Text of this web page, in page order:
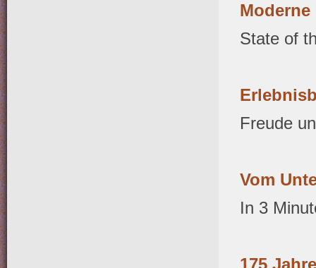
State of
Freude
Vom
In 3
175